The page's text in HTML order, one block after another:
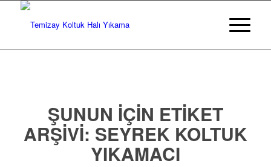
ŞUNUN IÇIN ETIKET
ARŞIVI: SEYREK KOLTUK
YIKAMACI